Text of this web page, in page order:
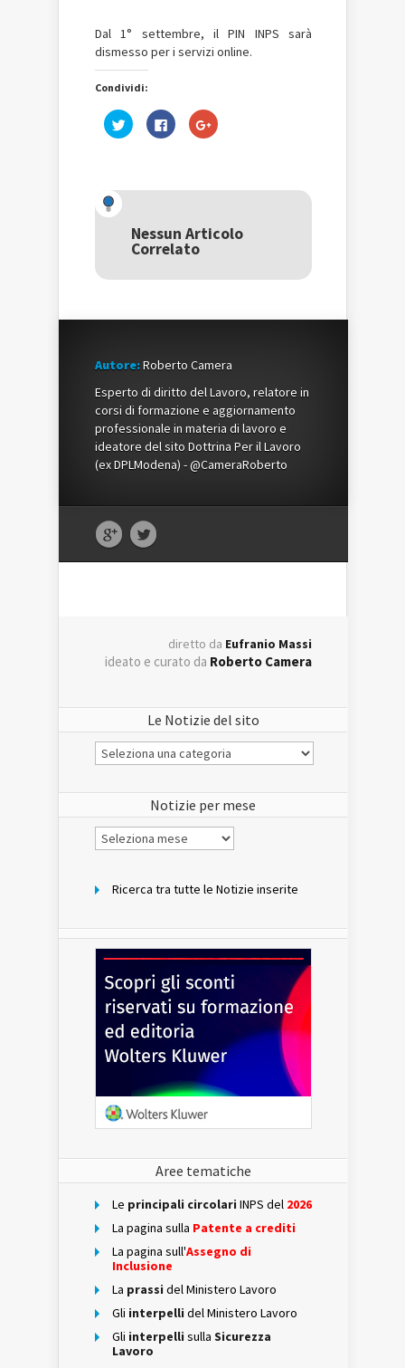
Dal 1° settembre, il PIN INPS sarà
dismesso per i servizi online.
Condividi:
Fai
clic
una
nuova
finestra)
Fai
clic
nuova
finestra)
Fai
clic
una
nuova
Nessun Articolo
Correlato
Autore:Roberto Camera
Esperto di diritto del Lavoro, relatore in
corsi di formazione e aggiornamento
professionale in materia di lavoro e
ideatore del sito Dottrina Per il Lavoro
(ex DPLModena) - @CameraRoberto
diretto da Eufranio Massi
ideato e curato da Roberto Camera
Le Notizie del sito
Le
Notizie
Notizie per mese
Notizie
per
Ricerca tra tutte le Notizie inserite
Aree tematiche
Le principali circolari INPS del 2026
La pagina sulla Patente a crediti
La pagina sull'Assegno di
Inclusione
La prassi del Ministero Lavoro
Gli interpelli del Ministero Lavoro
Gli interpelli sulla Sicurezza
Lavoro